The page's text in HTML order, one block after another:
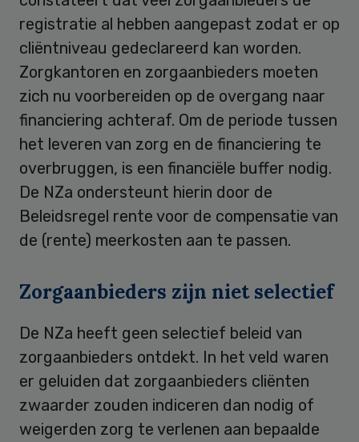
registratie al hebben aangepast zodat er op
cliëntniveau gedeclareerd kan worden.
Zorgkantoren en zorgaanbieders moeten
zich nu voorbereiden op de overgang naar
financiering achteraf. Om de periode tussen
het leveren van zorg en de financiering te
overbruggen, is een financiële buffer nodig.
De NZa ondersteunt hierin door de
Beleidsregel rente voor de compensatie van
de (rente) meerkosten aan te passen.
Zorgaanbieders zijn niet selectief
De NZa heeft geen selectief beleid van
zorgaanbieders ontdekt. In het veld waren
er geluiden dat zorgaanbieders cliënten
zwaarder zouden indiceren dan nodig of
weigerden zorg te verlenen aan bepaalde